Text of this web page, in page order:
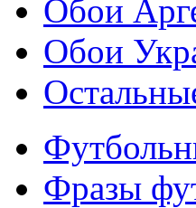
Обои
Обои
Фразы